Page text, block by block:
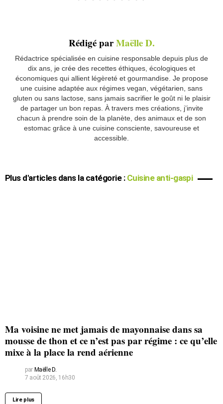
Rédigé parMaëlle D.
Rédactrice spécialisée en cuisine responsable depuis plus de
dix ans, je crée des recettes éthiques, écologiques et
économiques qui allient légèreté et gourmandise. Je propose
une cuisine adaptée aux régimes vegan, végétarien, sans
gluten ou sans lactose, sans jamais sacrifier le goût ni le plaisir
de partager un bon repas. À travers mes créations, j’invite
chacun à prendre soin de la planète, des animaux et de son
estomac grâce à une cuisine consciente, savoureuse et
accessible.
Plus d'articles dans la catégorie : Cuisine anti-gaspi
Ma voisine ne met jamais de mayonnaise dans sa
mousse de thon et ce n’est pas par régime : ce qu’elle
mixe à la place la rend aérienne
par Maëlle D.
7 août 2026, 16h30
Lire plus